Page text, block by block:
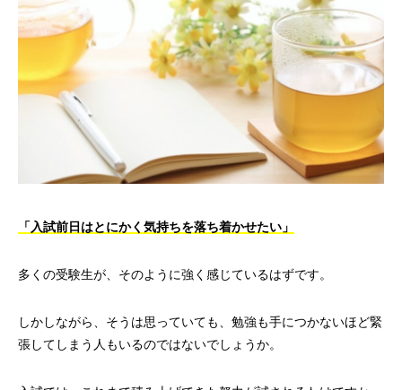
「入試前日はとにかく気持ちを落ち着かせたい」
多くの受験生が、そのように強く感じているはずです。
しかしながら、そうは思っていても、勉強も手につかないほど緊
張してしまう人もいるのではないでしょうか。